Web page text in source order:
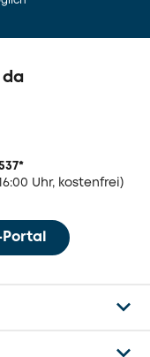
da
*
Uhr, kostenfrei)